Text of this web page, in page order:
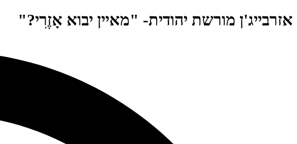
אזרבייג'ן מורשת יהודית- "מאיין יבוא אָזֶרִי?"